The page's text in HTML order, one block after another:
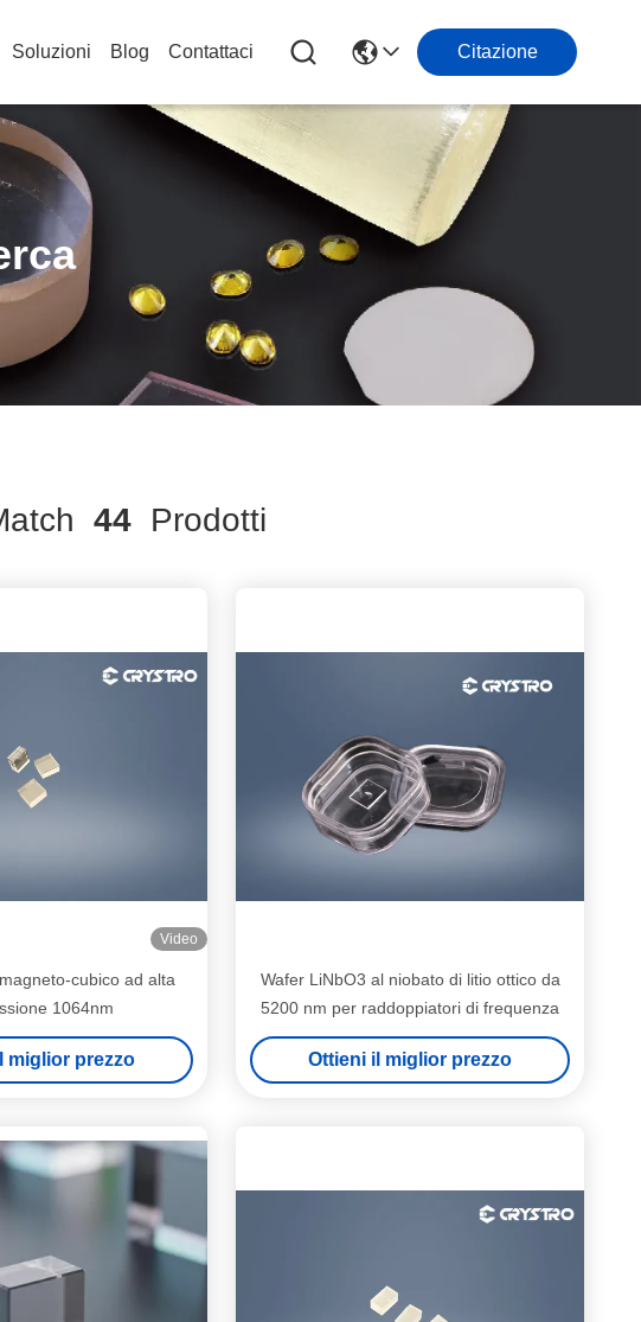
Soluzioni Blog Contattaci Citazione
44Prodotti
Video
cubico ad alta
1064nm
miglior prezzo
Wafer LiNbO3 al niobato di litio ottico da
5200 nm per raddoppiatori di frequenza
Ottieni il miglior prezzo